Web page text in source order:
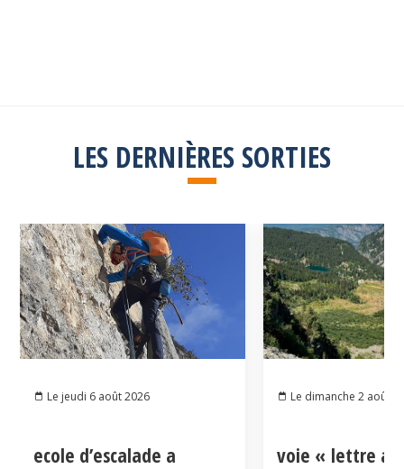
LES DERNIÈRES SORTIES
Le jeudi 6 août 2026
ecole d’escalade a
Le dimanche 2 août
voie « lettre